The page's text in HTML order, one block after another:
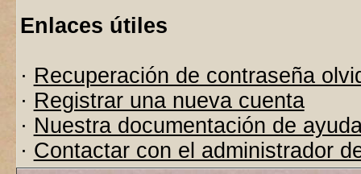
Enlaces útiles
· Recuperación de contraseña
· Registrar una nueva cuenta
· Nuestra documentación de
· Contactar con el administrador